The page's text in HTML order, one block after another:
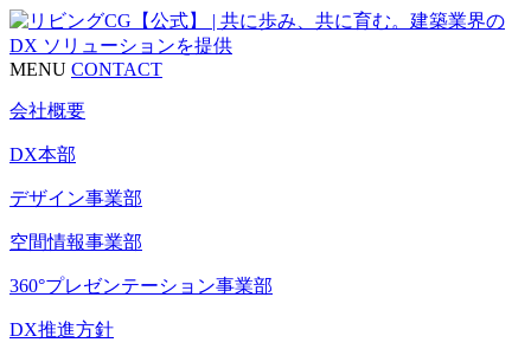
MENU CONTACT
会社概要
DX本部
デザイン事業部
空間情報事業部
360°プレゼンテーション事業部
DX推進方針